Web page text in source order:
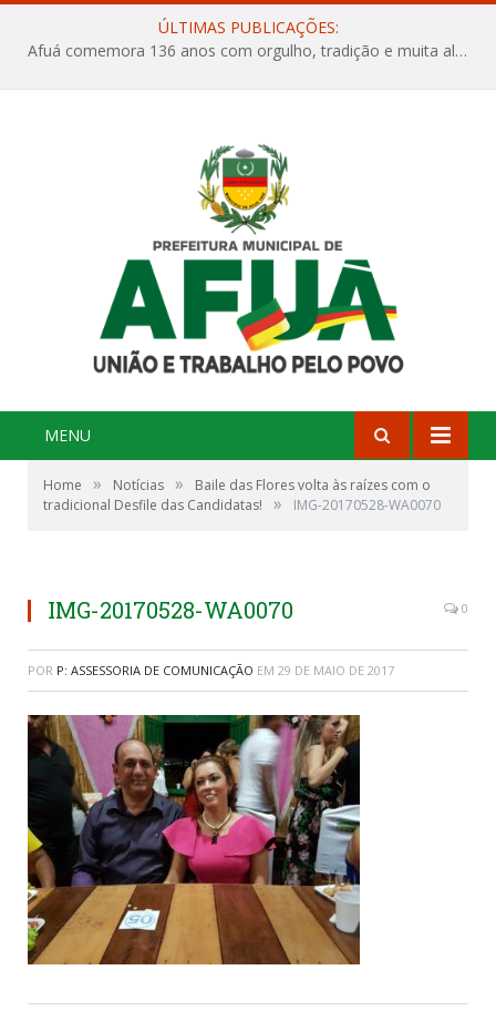
ÚLTIMAS PUBLICAÇÕES:
Afuá comemora 136 anos com orgulho, tradição e muita alegria na Quadra Dr. Nelson Salomão
MENU
Home » Notícias »
Baile das Flores volta às raízes com o
tradicional Desfile das Candidatas!
» IMG-20170528-WA0070
IMG-20170528-WA0070 0
POR P: ASSESSORIA DE COMUNICAÇÃO EM 29 DE MAIO DE 2017